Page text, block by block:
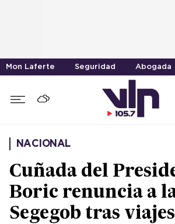
Mon Laferte Seguridad Abogada
NACIONAL
Cuñada del
Boric renuncia a
Segegob tras